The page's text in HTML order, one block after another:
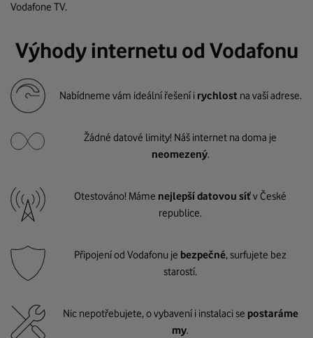
Vodafone TV.
Výhody internetu od Vodafonu
Nabídneme vám ideální řešení i rychlost na vaší adrese.
Žádné datové limity! Náš internet na doma je
neomezený.
Otestováno! Máme nejlepší datovou síťv České
republice.
Připojení od Vodafonu je bezpečné, surfujete bez
starostí.
Nic nepotřebujete, o vybavení i instalaci se postaráme
my.